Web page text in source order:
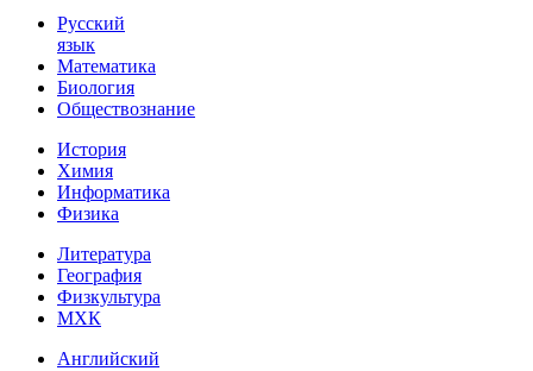
Русский
язык
Математика
Биология
Обществознание
История
Химия
Информатика
Физика
Литература
География
Физкультура
МХК
Английский